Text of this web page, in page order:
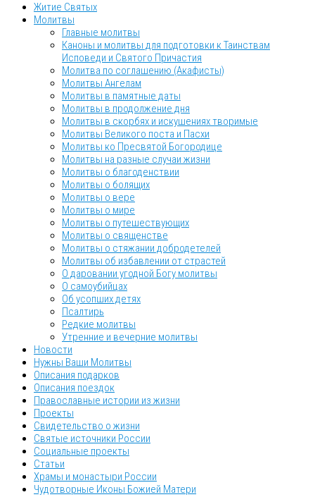
Житие Святых
Молитвы
Главные молитвы
Каноны и молитвы для подготовки к Таинствам
Исповеди и Святого Причастия
Молитва по соглашению (Акафисты)
Молитвы Ангелам
Молитвы в памятные даты
Молитвы в продолжение дня
Молитвы в скорбях и искушениях творимые
Молитвы Великого поста и Пасхи
Молитвы ко Пресвятой Богородице
Молитвы на разные случаи жизни
Молитвы о благоденствии
Молитвы о болящих
Молитвы о вере
Молитвы о мире
Молитвы о путешествующих
Молитвы о священстве
Молитвы о стяжании добродетелей
Молитвы об избавлении от страстей
О даровании угодной Богу молитвы
О самоубийцах
Об усопших детях
Псалтирь
Редкие молитвы
Утренние и вечерние молитвы
Новости
Нужны Ваши Молитвы
Описания подарков
Описания поездок
Православные истории из жизни
Проекты
Свидетельство о жизни
Святые источники России
Социальные проекты
Статьи
Храмы и монастыри России
Чудотворные Иконы Божией Матери